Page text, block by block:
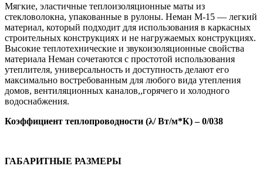
Мягкие, эластичные теплоизоляционные маты из
стекловолокна, упакованные в рулоны. Неман М-15 — легкий
материал, который подходит для использования в каркасных
строительных конструкциях и не нагружаемых конструкциях.
Высокие теплотехнические и звукоизоляционные свойства
материала Неман сочетаются с простотой использования
утеплителя, универсальность и доступность делают его
максимально востребованным для любого вида утепления
домов, вентиляционных каналов,,горячего и холодного
водоснабжения.
Коэффициент теплопроводности (λ/ Вт/м*К) – 0/038
ГАБАРИТНЫЕ РАЗМЕРЫ